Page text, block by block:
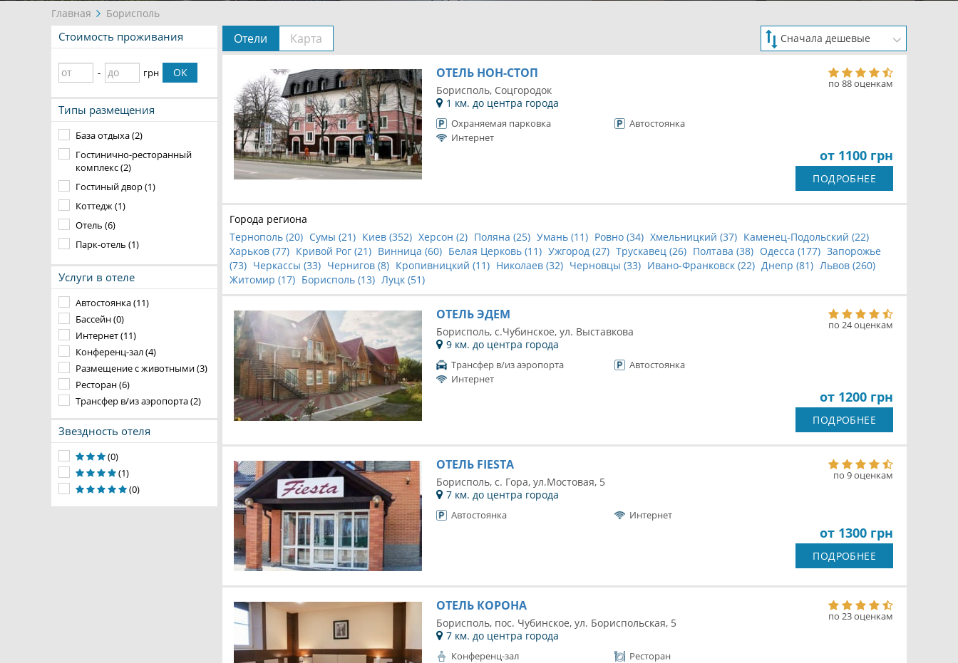
Главная Борисполь
Стоимость проживания
- грн ОК
Типы размещения
База отдыха (2)
Гостинично-ресторанный
комплекс (2)
Гостиный двор (1)
Коттедж (1)
Отель (6)
Парк-отель (1)
Услуги в отеле
Автостоянка (11)
Бассейн (0)
Интернет (11)
Конференц-зал (4)
Размещение с животными (3)
Ресторан (6)
Трансфер в/из аэропорта (2)
Звездность отеля
(0)
(1)
(0)
Отели Карта
ОТЕЛЬ НОН-СТОП
по 88 оценкам
Борисполь, Соцгородок
1 км. до центра города
Охраняемая парковка
Автостоянка
Интернет
от 1100 грн
ПОДРОБНЕЕ
Города региона
Тернополь (20) Сумы (21) Киев (352) Херсон (2) Поляна (25) Умань (11) Ровно (34) Хмельницкий (37) Каменец-Подольский (22)
Харьков (77) Кривой Рог (21) Винница (60) Белая Церковь (11) Ужгород (27) Трускавец (26) Полтава (38) Одесса (177) Запорожье
(73) Черкассы (33) Чернигов (8) Кропивницкий (11) Николаев (32) Черновцы (33) Ивано-Франковск (22) Днепр (81) Львов (260)
Житомир (17) Борисполь (13) Луцк (51)
ОТЕЛЬ ЭДЕМ
по 24 оценкам
Борисполь, c.Чубинское, ул. Выставкова
9 км. до центра города
Трансфер в/из аэропорта
Автостоянка
Интернет
от 1200 грн
ПОДРОБНЕЕ
ОТЕЛЬ FIESTA
по 9 оценкам
Борисполь, с. Гора, ул.Мостовая, 5
7 км. до центра города
Автостоянка Интернет
от 1300 грн
ПОДРОБНЕЕ
ОТЕЛЬ КОРОНА
по 23 оценкам
Борисполь, пос. Чубинское, ул. Бориспольская, 5
7 км. до центра города
Конференц-зал
Ресторан